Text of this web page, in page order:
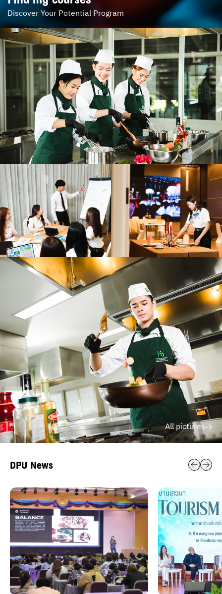
Discover Your Potential Program
All pictures
DPU News